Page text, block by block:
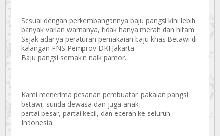
Sesuai dengan perkembangannya baju pangsi kini lebih
banyak varian warnanya, tidak hanya merah dan hitam.
Sejak adanya peraturan pemakaian baju khas Betawi di
kalangan PNS Pemprov DKI Jakarta.
Baju pangsi semakin naik pamor.
Kami menerima pesanan pembuatan pakaian pangsi
betawi, sunda dewasa dan juga anak,
partai besar, partai kecil, dan eceran ke seluruh
Indonesia.